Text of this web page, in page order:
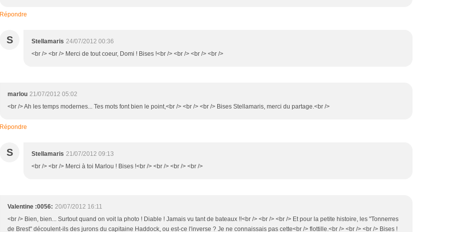
Répondre
S Stellamaris 24/07/2012 00:36
<br /> <br /> Merci de tout coeur, Domi ! Bises !<br /> <br /> <br /> <br />
marlou 21/07/2012 05:02
<br /> Ah les temps modernes... Tes mots font bien le point,<br /> <br /> <br /> Bises Stellamaris, merci du partage.<br />
Répondre
S Stellamaris 21/07/2012 09:13
<br /> <br /> Merci à toi Marlou ! Bises !<br /> <br /> <br /> <br />
Valentine :0056: 20/07/2012 16:11
<br /> Bien, bien... Surtout quand on voit la photo ! Diable ! Jamais vu tant de bateaux !!<br /> <br /> <br /> Et pour la petite histoire, les "Tonnerres
de Brest" découlent-ils des jurons du capitaine Haddock, ou est-ce l'inverse ? Je ne connaissais pas cette<br /> flottille.<br /> <br /> <br /> Bises !